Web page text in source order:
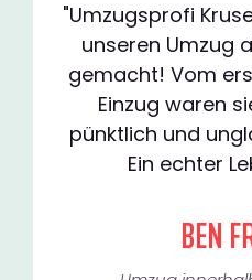
"Umzugsprofi
unseren Umzug
gemacht! Vom
Einzug waren
pünktlich und
Ein echter
BEN